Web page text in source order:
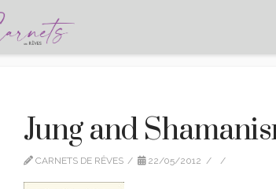
Jung and
CARNETS DE RÊVES 22/05/2012